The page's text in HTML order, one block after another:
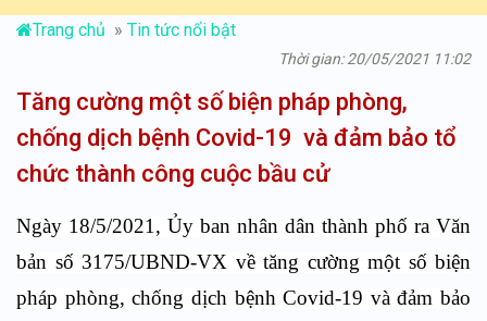
Trang chủ » Tin tức nổi bật
Thời gian: 20/05/2021 11:02
Tăng cường một số biện pháp phòng,
chống dịch bệnh Covid-19 và đảm bảo tổ
chức thành công cuộc bầu cử
Ngày 18/5/2021, Ủy ban nhân dân thành phố ra Văn
bản số 3175/UBND-VX về tăng cường một số biện
pháp phòng, chống dịch bệnh Covid-19 và đảm bảo